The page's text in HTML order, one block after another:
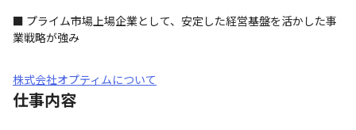
■ プライム市場上場企業として、安定した経営基盤を活かした事
業戦略が強み
株式会社オプティムについて
仕事内容